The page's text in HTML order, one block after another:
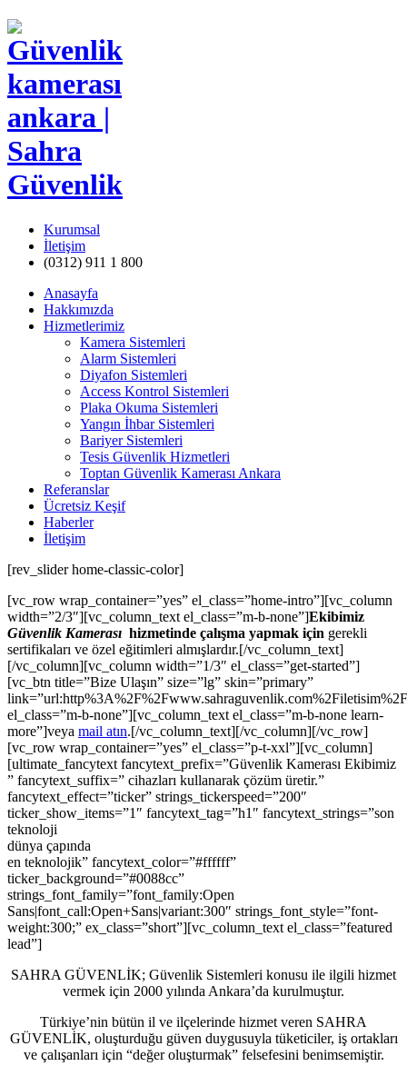
Kurumsal
İletişim
(0312) 911 1 800
Anasayfa
Hakkımızda
Hizmetlerimiz
Kamera Sistemleri
Alarm Sistemleri
Diyafon Sistemleri
Access Kontrol Sistemleri
Plaka Okuma Sistemleri
Yangın İhbar Sistemleri
Bariyer Sistemleri
Tesis Güvenlik Hizmetleri
Toptan Güvenlik Kamerası Ankara
Referanslar
Ücretsiz Keşif
Haberler
İletişim
[rev_slider home-classic-color]
[vc_row wrap_container=”yes” el_class=”home-intro”][vc_column
width=”2/3″][vc_column_text el_class=”m-b-none”]Ekibimiz
Güvenlik Kamerası hizmetinde çalışma yapmak için gerekli
sertifikaları ve özel eğitimleri almışlardır.[/vc_column_text]
[/vc_column][vc_column width=”1/3″ el_class=”get-started”]
[vc_btn title=”Bize Ulaşın” size=”lg” skin=”primary”
el_class=”m-b-none”][vc_column_text el_class=”m-b-none learn-
more”]veya mail atın.[/vc_column_text][/vc_column][/vc_row]
[vc_row wrap_container=”yes” el_class=”p-t-xxl”][vc_column]
[ultimate_fancytext fancytext_prefix=”Güvenlik Kamerası Ekibimiz
” fancytext_suffix=” cihazları kullanarak çözüm üretir.”
fancytext_effect=”ticker” strings_tickerspeed=”200″
ticker_show_items=”1″ fancytext_tag=”h1″ fancytext_strings=”son
teknoloji
dünya çapında
en teknolojik” fancytext_color=”#ffffff”
ticker_background=”#0088cc”
strings_font_family=”font_family:Open
Sans|font_call:Open+Sans|variant:300″ strings_font_style=”font-
weight:300;” ex_class=”short”][vc_column_text el_class=”featured
lead”]
SAHRA GÜVENLİK; Güvenlik Sistemleri konusu ile ilgili hizmet
vermek için 2000 yılında Ankara’da kurulmuştur.
Türkiye’nin bütün il ve ilçelerinde hizmet veren SAHRA
GÜVENLİK, oluşturduğu güven duygusuyla tüketiciler, iş ortakları
ve çalışanları için “değer oluşturmak” felsefesini benimsemiştir.